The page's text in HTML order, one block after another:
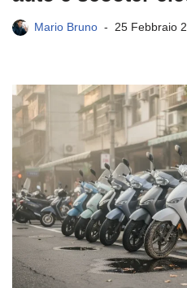
Mario Bruno 25 Febbraio